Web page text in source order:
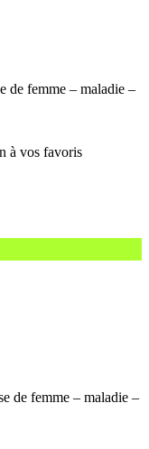
de femme – maladie –
de femme – maladie –